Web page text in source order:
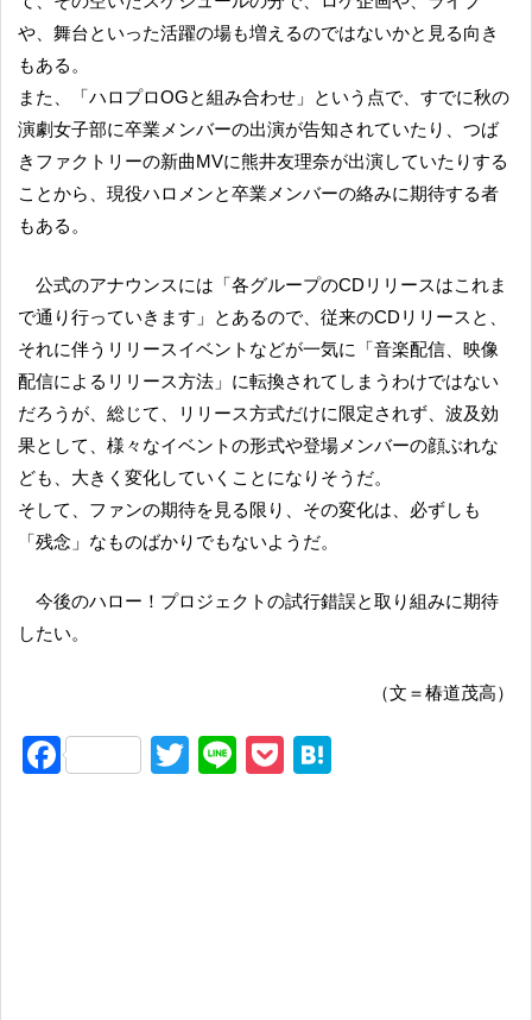
や、舞台といった活躍の場も増えるのではないかと見る向き
もある。
また、「ハロプロOGと組み合わせ」という点で、すでに秋の
演劇女子部に卒業メンバーの出演が告知されていたり、つば
きファクトリーの新曲MVに熊井友理奈が出演していたりする
ことから、現役ハロメンと卒業メンバーの絡みに期待する者
もある。
公式のアナウンスには「各グループのCDリリースはこれま
で通り行っていきます」とあるので、従来のCDリリースと、
それに伴うリリースイベントなどが一気に「音楽配信、映像
配信によるリリース方法」に転換されてしまうわけではない
だろうが、総じて、リリース方式だけに限定されず、波及効
果として、様々なイベントの形式や登場メンバーの顔ぶれな
ども、大きく変化していくことになりそうだ。
そして、ファンの期待を見る限り、その変化は、必ずしも
「残念」なものばかりでもないようだ。
今後のハロー！プロジェクトの試行錯誤と取り組みに期待
したい。
（文＝椿道茂高）
F
T
Li
P